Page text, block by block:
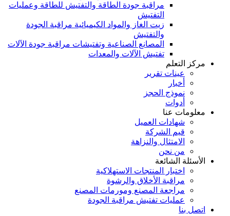
مراقبة جودة الطاقة والتفتيش للطاقة وعمليات
التفتيش
زيت الغاز والمواد الكيميائية مراقبة الجودة
والتفتيش
المصانع الصناعية وتفتيشات مراقبة جودة الآلات
تفتيش الآلات والمعدات
مركز التعلم
عينات تقرير
أخبار
نموذج الحجز
أدوات
معلومات عنا
شهادات العميل
قيم الشركة
الامتثال والنزاهة
من نحن
الأسئلة الشائعة
اختبار المنتجات الاستهلاكية
مراقبة الأخلاق والرشوة
مراجعة المصنع ومورمات المصنع
عمليات تفتيش مراقبة الجودة
اتصل بنا